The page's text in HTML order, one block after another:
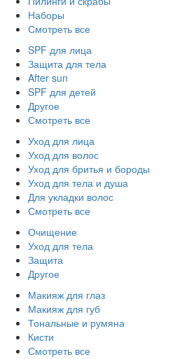
Наборы
Смотреть все
SPF для лица
Защита для тела
After sun
SPF для детей
Другое
Смотреть все
Уход для лица
Уход для волос
Уход для бритья и бороды
Уход для тела и душа
Для укладки волос
Смотреть все
Очищение
Уход для тела
Защита
Другое
Макияж для глаз
Макияж для губ
Тональные и румяна
Кисти
Смотреть все